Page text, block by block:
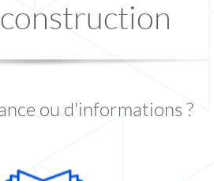
ou d'informations ?